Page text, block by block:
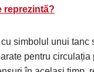
reprezintă?
simbolul unui tanc
pentru